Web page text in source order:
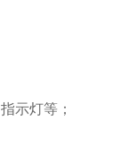
示灯等；